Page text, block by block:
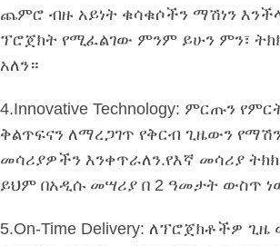
ጨምሮ ብዙ አይነት ቁሳቁሶችን ማሽነን
ፕሮጀክት የሚፈልገው ምንም ይሁን ምን፣
አለን።
4.Innovative Technology: ምርጡን
ቅልጥፍናን ለማረጋገጥ የቅርብ ጊዜውን
መሳሪያዎችን እንቀጥራለን.የእኛ መሳሪያ
ይህም በአዲሱ መሣሪያ በ 2 ዓመታት ውስጥ
5.On-Time Delivery: ለፕሮጀክቶችዎ